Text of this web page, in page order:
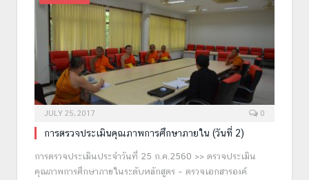
JULY 25, 2017 0
การตรวจประเมินคุณภาพการศึกษาภายใน (วันที่ 2)
การตรวจประเมินประจำวันที่ 25 ก.ค.2560 >> ตรวจประเมิน
คุณภาพการศึกษาภายในระดับหลักสูตร – ตรวจเอกสารองค์